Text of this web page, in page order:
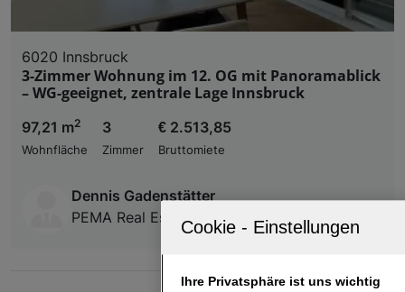
6020 Innsbruck
3-Zimmer Wohnung im 12. OG mit Panoramablick
– WG-geeignet, zentrale Lage Innsbruck
97,21 m2
Wohnfläche
3
Zimmer
€ 2.513,85
Bruttomiete
Dennis Gadenstätter
PEMA Real Estate Services GmbH
Ihre Privatsphäre ist uns wichtig